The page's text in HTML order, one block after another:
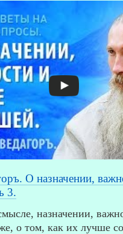
О назначении,
3.
назначении,
о том, как их лучше